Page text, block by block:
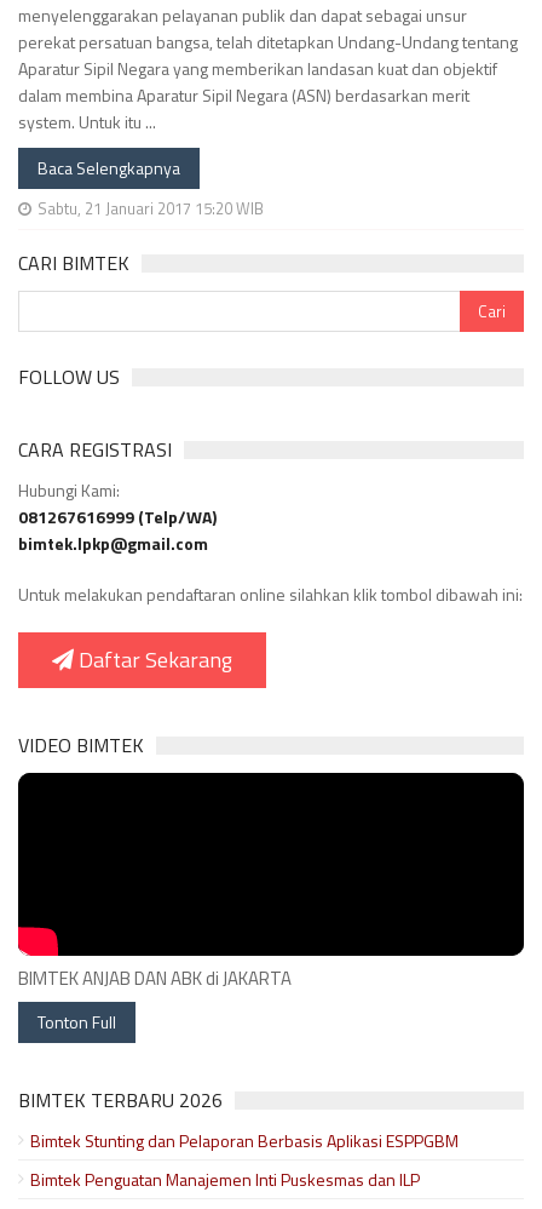
menyelenggarakan pelayanan publik dan dapat sebagai unsur
perekat persatuan bangsa, telah ditetapkan Undang-Undang tentang
Aparatur Sipil Negara yang memberikan landasan kuat dan objektif
dalam membina Aparatur Sipil Negara (ASN) berdasarkan merit
system. Untuk itu ...
Baca Selengkapnya
Sabtu, 21 Januari 2017 15:20 WIB
CARI BIMTEK
FOLLOW US
CARA REGISTRASI
Hubungi Kami:
081267616999 (Telp/WA)
bimtek.lpkp@gmail.com
Untuk melakukan pendaftaran online silahkan klik tombol dibawah ini:
Daftar Sekarang
VIDEO BIMTEK
BIMTEK ANJAB DAN ABK di JAKARTA
Tonton Full
BIMTEK TERBARU 2026
Bimtek Stunting dan Pelaporan Berbasis Aplikasi ESPPGBM
Bimtek Penguatan Manajemen Inti Puskesmas dan ILP